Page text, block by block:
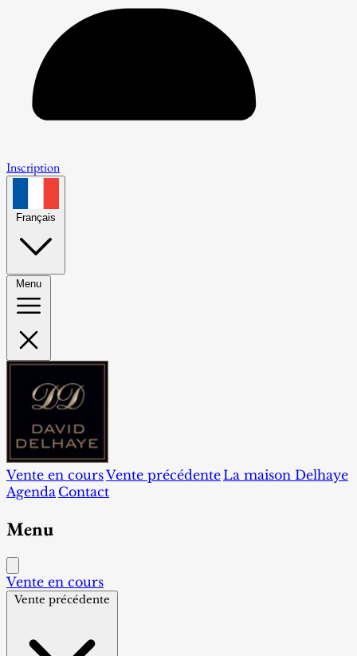
Inscription
Français
Menu
Vente en coursVente précédente La maison Delhaye
Agenda Contact
Menu
Vente en cours
Vente précédente